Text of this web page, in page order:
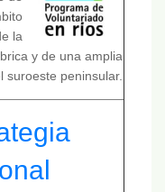
la
y de una amplia
suroeste peninsular.